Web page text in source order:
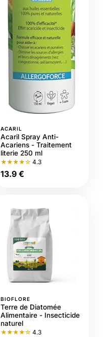
ACARIL
Acaril Spray Anti-
Acariens - Traitement
literie 250 ml
★★★★☆ 4.3
13.9 €
BIOFLORE
Terre de Diatomée
Alimentaire - Insecticide
naturel
★★★★☆ 4.3